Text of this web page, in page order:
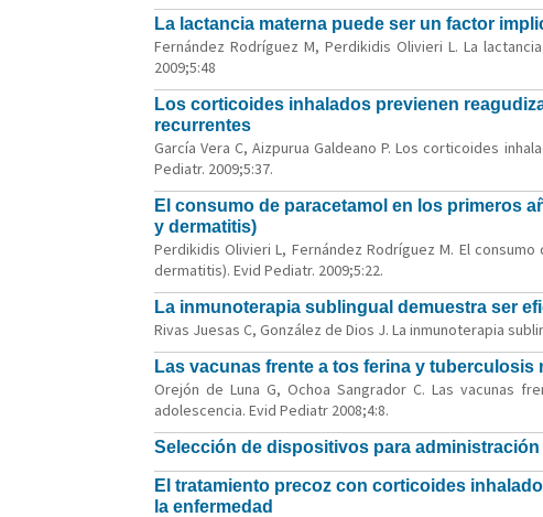
La lactancia materna puede ser un factor
Fernández Rodríguez M, Perdikidis Olivieri L. La
2009;5:48
Los corticoides inhalados previenen
recurrentes
García Vera C, Aizpurua Galdeano P. Los corticoides
Pediatr. 2009;5:37.
El consumo de paracetamol en los primeros
y dermatitis)
Perdikidis Olivieri L, Fernández Rodríguez M. El
dermatitis). Evid Pediatr. 2009;5:22.
La inmunoterapia sublingual demuestra ser
Rivas Juesas C, González de Dios J. La inmunoterapia
Las vacunas frente a tos ferina y
Orejón de Luna G, Ochoa Sangrador C. Las vacunas
adolescencia. Evid Pediatr 2008;4:8.
Selección de dispositivos para
El tratamiento precoz con corticoides
la enfermedad